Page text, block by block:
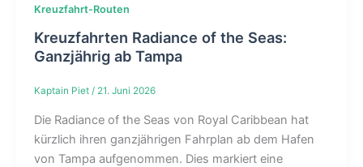
Kreuzfahrt-Routen
Kreuzfahrten Radiance of the Seas:
Ganzjährig ab Tampa
Kaptain Piet / 21. Juni 2026
Die Radiance of the Seas von Royal Caribbean hat
kürzlich ihren ganzjährigen Fahrplan ab dem Hafen
von Tampa aufgenommen. Dies markiert eine